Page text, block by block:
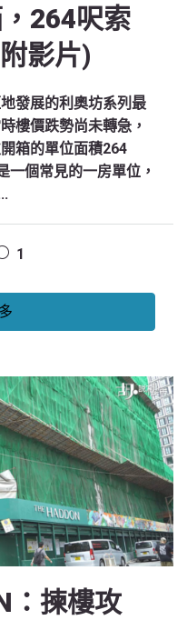
264呎索
影片)
發展的利奧坊系列最
樓價跌勢尚未轉急，
箱的單位面積264
一個常見的一房單位，
1
：揀樓攻